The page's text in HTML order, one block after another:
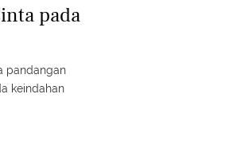
pada
pandangan
keindahan